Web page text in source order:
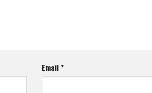
Email*